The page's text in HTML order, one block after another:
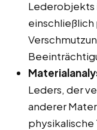
Lederobjekts
einschließlich
Leders, der
anderer
physikalische